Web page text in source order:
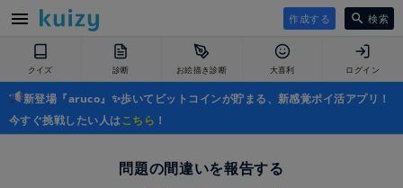
作成する 検索
クイズ 診断 お絵描き診断 大喜利 ログイン
新登場『aruco』✨歩いてビットコインが貯まる、新感覚ポイ活アプリ！
今すぐ挑戦したい人はこちら ！
問題の間違いを報告する